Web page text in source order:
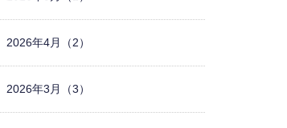
2026年4月（2）
2026年3月（3）